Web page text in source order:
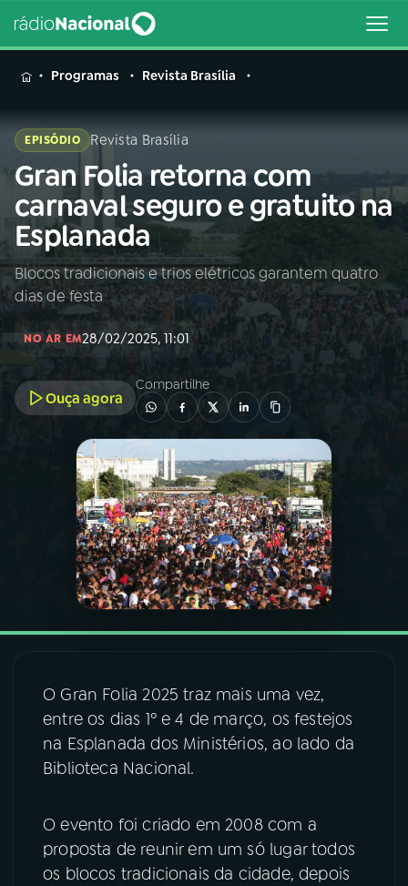
MENU
Buscar
na
Rádio
Nacional
Buscar
AO VIVO
INÍCIO
A RÁDIO
PROGRAMAÇÃO
PROGRAMAS
PODCASTS
06VIDEOCASTS
07ÚLTIMAS
08FESTIVAL DE MÚSICA
YouTube Facebook
Programas Revista Brasília
EPISÓDIO Revista Brasília
Gran Folia retorna com
carnaval seguro e gratuito na
Esplanada
Blocos tradicionais e trios elétricos garantem quatro
dias de festa
NO AR EM28/02/2025, 11:01
Ouça agora
Compartilhe
O Gran Folia 2025 traz mais uma vez,
entre os dias 1º e 4 de março, os festejos
na Esplanada dos Ministérios, ao lado da
Biblioteca Nacional.
O evento foi criado em 2008 com a
proposta de reunir em um só lugar todos
os blocos tradicionais da cidade, depois